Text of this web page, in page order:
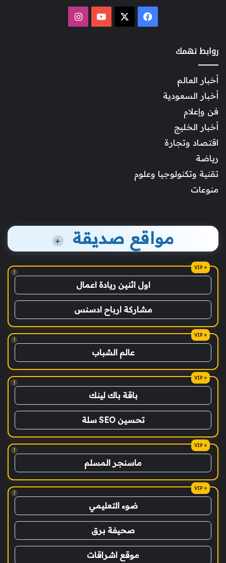
فيسبوك ‫YouTubeانستقرام
روابط تهمك
أخبار العالم
أخبار السعودية
فن وإعلام
أخبار الخليج
اقتصاد وتجارة
رياضة
تقنية وتكنولوجيا وعلوم
منوعات
مواقع صديقة +
!
اول اثنين ريادة اعمال
مشاركة ارباح ادسنس
!
عالم الشباب
!
باقة باك لينك
تحسين SEO سلة
!
ماسنجر المسلم
!
ضوء التعليمي
صحيفة برق
موقع اشراقات